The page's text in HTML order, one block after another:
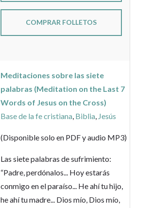
COMPRAR FOLLETOS
Meditaciones sobre las siete
palabras (Meditation on the Last 7
Words of Jesus on the Cross)
Base de la fe cristiana, Biblia, Jesús
(Disponible solo en PDF y audio MP3)
Las siete palabras de sufrimiento:
“Padre, perdónalos... Hoy estarás
conmigo en el paraíso... He ahí tu hijo,
he ahí tu madre... Dios mío, Dios mío,